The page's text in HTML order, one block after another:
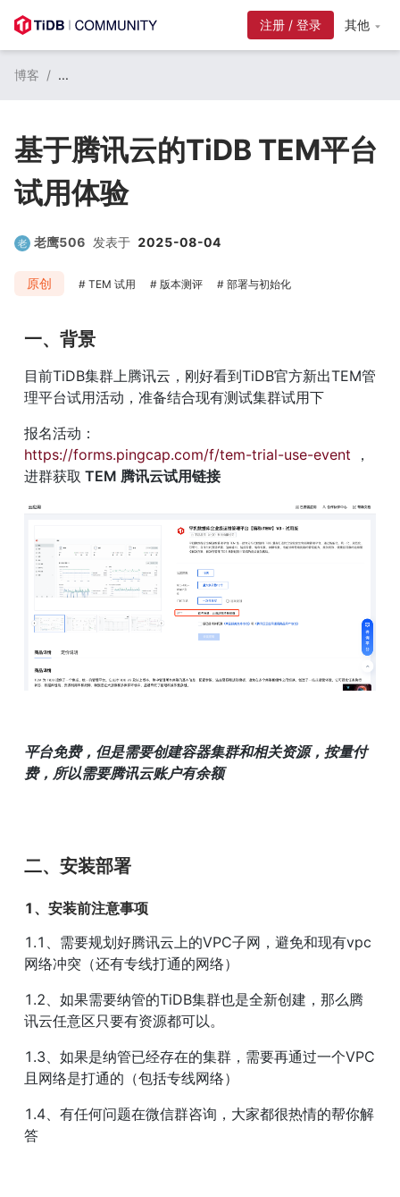
注册 / 登录 其他
博客 / ...
基于腾讯云的TiDB TEM平台
试用体验
老鹰506 发表于 2025-08-04
原创 TEM 试用 版本测评 部署与初始化
一、背景
目前TiDB集群上腾讯云，刚好看到TiDB官方新出TEM管
理平台试用活动，准备结合现有测试集群试用下
报名活动：
https://forms.pingcap.com/f/tem-trial-use-event ，
进群获取 TEM 腾讯云试用链接
平台免费，但是需要创建容器集群和相关资源，按量付
费，所以需要腾讯云账户有余额
二、安装部署
1、安装前注意事项
1.1、需要规划好腾讯云上的VPC子网，避免和现有vpc
网络冲突（还有专线打通的网络）
1.2、如果需要纳管的TiDB集群也是全新创建，那么腾
讯云任意区只要有资源都可以。
1.3、如果是纳管已经存在的集群，需要再通过一个VPC
且网络是打通的（包括专线网络）
1.4、有任何问题在微信群咨询，大家都很热情的帮你解
答